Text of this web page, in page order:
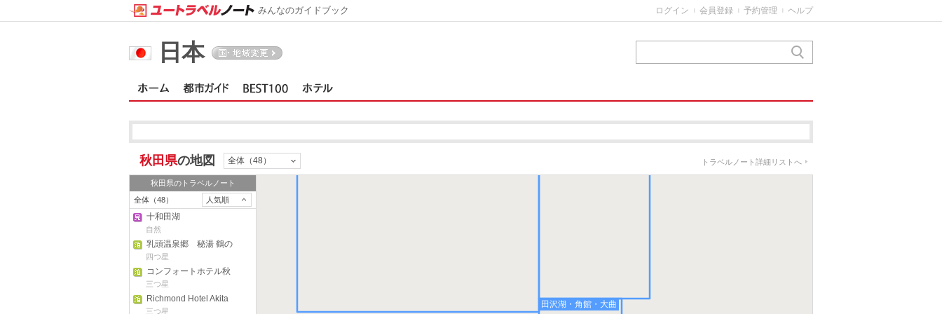
日本
秋田県の地図 全体（48） トラベルノート詳細リストへ
秋田県のトラベルノート
全体（48）
人気順
十和田湖
自然
乳頭温泉郷 秘湯 鶴の
湯温泉
四つ星
コンフォートホテル秋
田
三つ星
Richmond Hotel Akita
Ekimae
三つ星
田沢湖・角館・大曲
十和田湖・大館・鹿角
みんなのガイドブック ログイン 会員登録 予約管理 ヘルプ